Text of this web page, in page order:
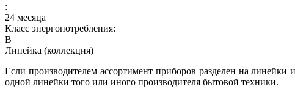
:
24 месяца
Класс энергопотребления:
B
Линейка (коллекция)
Если производителем ассортимент приборов разделен на
одной линейки того или иного производителя бытовой техники.